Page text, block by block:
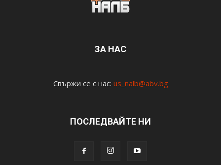
ЗА НАС
Свържи се с нас: us_nalb@abv.bg
ПОСЛЕДВАЙТЕ НИ